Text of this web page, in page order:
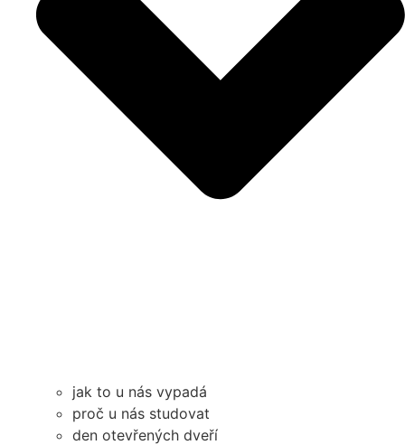
jak to u nás vypadá
proč u nás studovat
den otevřených dveří